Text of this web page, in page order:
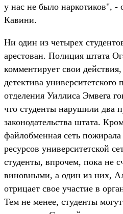
у нас не было наркотиков", -
Кавини.
Ни один из четырех
арестован. Полиция штата
комментирует свои
детектива университетского
отделения Уиллиса Эмвега
что студенты нарушили два
законодательства штата.
файлобменная сеть
ресурсов университетской
студенты, впрочем, пока не
виновными, а один из них,
отрицает свое участие в
Тем не менее, студенты